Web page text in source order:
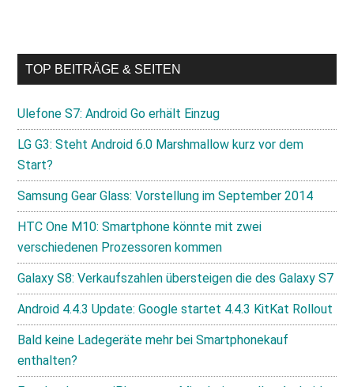
TOP BEITRÄGE & SEITEN
Ulefone S7: Android Go erhält Einzug
LG G3: Steht Android 6.0 Marshmallow kurz vor dem
Start?
Samsung Gear Glass: Vorstellung im September 2014
HTC One M10: Smartphone könnte mit zwei
verschiedenen Prozessoren kommen
Galaxy S8: Verkaufszahlen übersteigen die des Galaxy S7
Android 4.4.3 Update: Google startet 4.4.3 KitKat Rollout
Bald keine Ladegeräte mehr bei Smartphonekauf
enthalten?